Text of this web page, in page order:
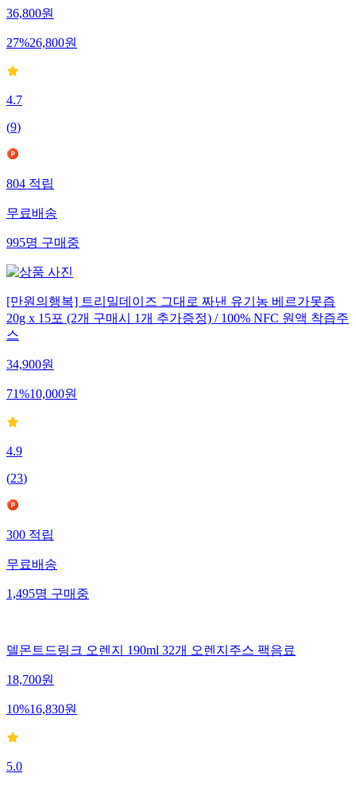
36,800원
27%26,800원
4.7
(9)
804적립
무료배송
995명구매중
[만원의행복] 트리밀데이즈 그대로 짜낸 유기농 베르가못즙
20g x 15포 (2개 구매시 1개 추가증정) / 100% NFC 원액 착즙주
스
34,900원
71%10,000원
4.9
(23)
300적립
무료배송
1,495명구매중
델몬트드링크 오렌지 190ml 32개 오렌지주스 팩음료
18,700원
10%16,830원
5.0